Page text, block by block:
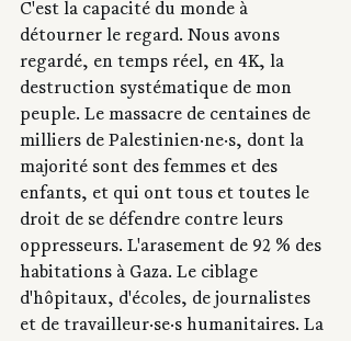
C'est la capacité du monde à
détourner le regard. Nous avons
regardé, en temps réel, en 4K, la
destruction systématique de mon
peuple. Le massacre de centaines de
milliers de Palestinien·ne·s, dont la
majorité sont des femmes et des
enfants, et qui ont tous et toutes le
droit de se défendre contre leurs
oppresseurs. L'arasement de 92 % des
habitations à Gaza. Le ciblage
d'hôpitaux, d'écoles, de journalistes
et de travailleur·se·s humanitaires. La